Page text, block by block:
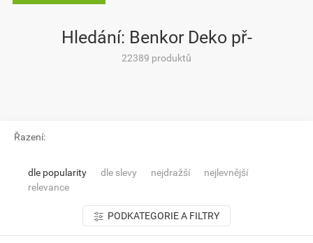
Hledání: Benkor Deko př-
22389 produktů
Řazení:
dle popularity dle slevy nejdražší
nejlevnější
relevance
PODKATEGORIE A FILTRY